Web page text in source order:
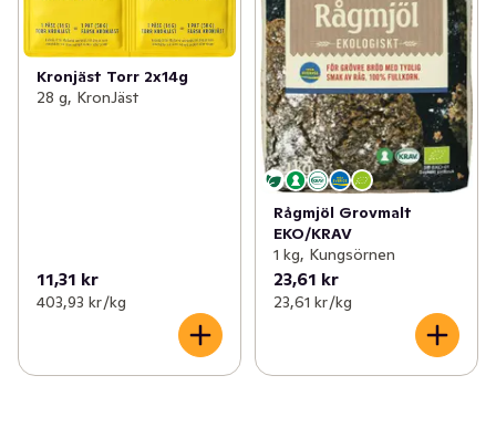
Kronjäst Torr 2x14g
28 g, KronJäst
11,31 kr
403,93 kr /kg
Rågmjöl Grovmalt
EKO/KRAV
1 kg, Kungsörnen
23,61 kr
23,61 kr /kg